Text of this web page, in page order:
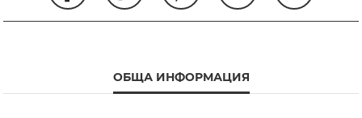
ОБЩА ИНФОРМАЦИЯ